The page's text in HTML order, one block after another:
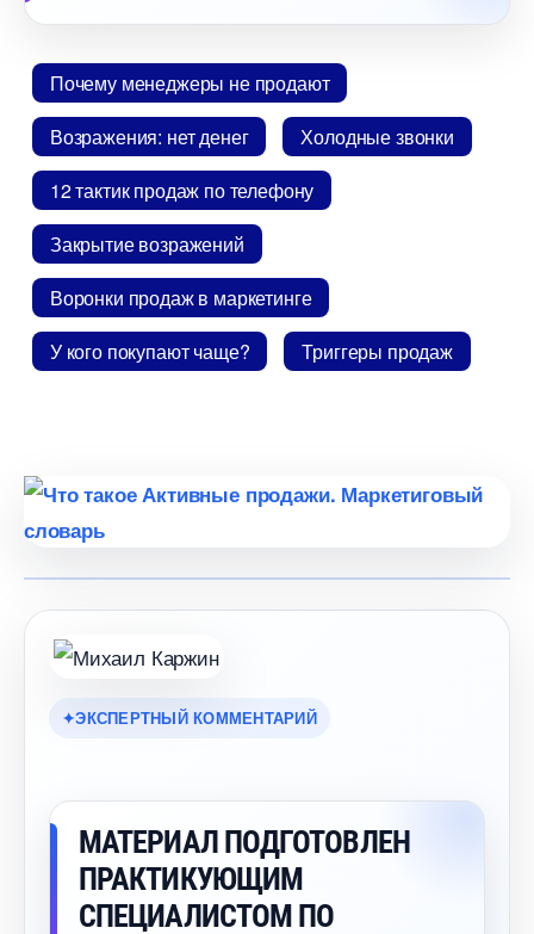
Почему менеджеры не продают
озражения: нет дене
Холодные звонки
12 тактик продаж по телефону
Закрытие возражений
оронки продаж в маркетинге
У кого покупают чаще?
Триггеры продаж
ЭКСПЕРТНЫЙ КОММЕНТАРИЙ
МАТЕРИАЛ ПОДГОТОВЛЕН
ПРАКТИКУЮЩИМ
СПЕЦИАЛИСТОМ ПО